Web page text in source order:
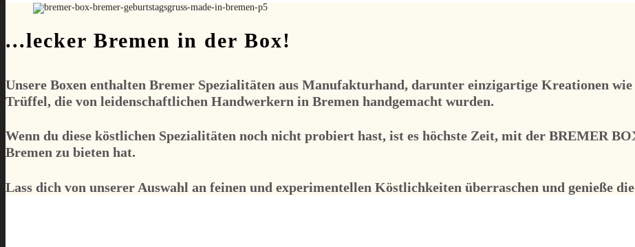
...lecker Bremen in der Box!
Unsere Boxen enthalten Bremer Spezialitäten aus Manufakturhand, darunter einzigartige Kreationen
Trüffel, die von leidenschaftlichen Handwerkern in Bremen handgemacht wurden.
Wenn du diese köstlichen Spezialitäten noch nicht probiert hast, ist es höchste Zeit, mit der BREMER
Bremen zu bieten hat.
Lass dich von unserer Auswahl an feinen und experimentellen Köstlichkeiten überraschen und genieße